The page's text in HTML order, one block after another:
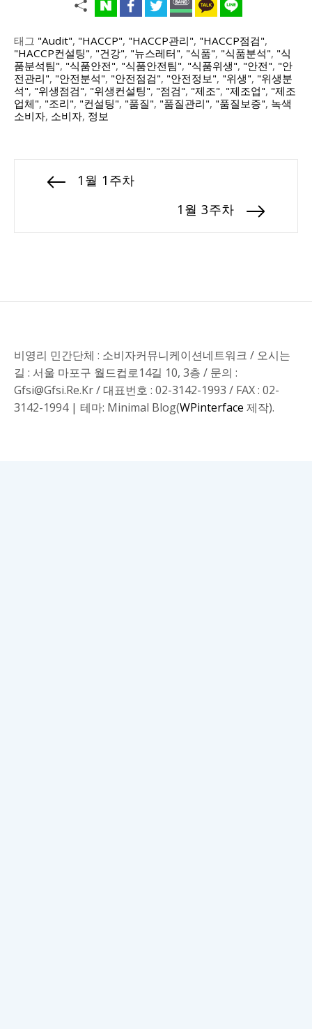
태그 "Audit", "HACCP", "HACCP관리", "HACCP점검",
"HACCP컨설팅", "건강", "뉴스레터", "식품", "식품분석", "식
품분석팀", "식품안전", "식품안전팀", "식품위생", "안전", "안
전관리", "안전분석", "안전점검", "안전정보", "위생", "위생분
석", "위생점검", "위생컨설팅", "점검", "제조", "제조업", "제조
업체", "조리", "컨설팅", "품질", "품질관리", "품질보증", 녹색
소비자, 소비자, 정보
1월 1주차
1월 3주차
비영리 민간단체 : 소비자커뮤니케이션네트워크 / 오시는
길 : 서울 마포구 월드컵로14길 10, 3층 / 문의 :
Gfsi@gfsi.re.kr / 대표번호 : 02-3142-1993 / FAX : 02-
3142-1994 | 테마: Minimal Blog(WPinterface 제작).